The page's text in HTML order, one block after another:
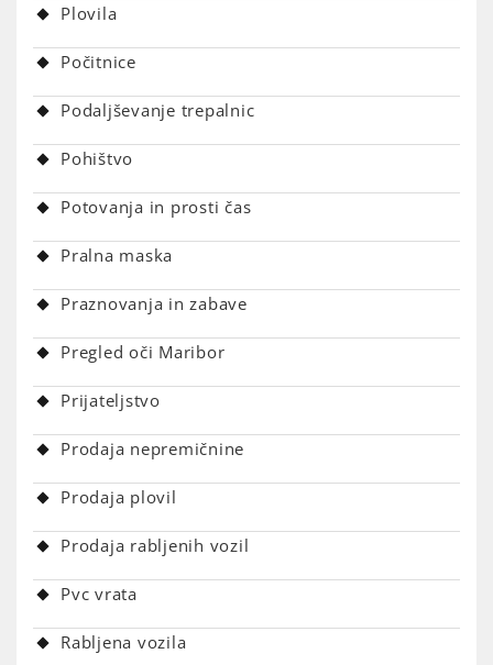
Plovila
Počitnice
Podaljševanje trepalnic
Pohištvo
Potovanja in prosti čas
Pralna maska
Praznovanja in zabave
Pregled oči Maribor
Prijateljstvo
Prodaja nepremičnine
Prodaja plovil
Prodaja rabljenih vozil
Pvc vrata
Rabljena vozila